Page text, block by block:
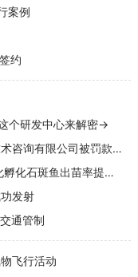
案例
约
个研发中心来解密→
在海文大桥建设中弄虚作假，广东虎门技术咨询有限公司被罚款50万元
突破技术难关 文昌这家企业全人工工厂化孵化石斑鱼出苗率提高5倍
发射
通管制
飞行活动